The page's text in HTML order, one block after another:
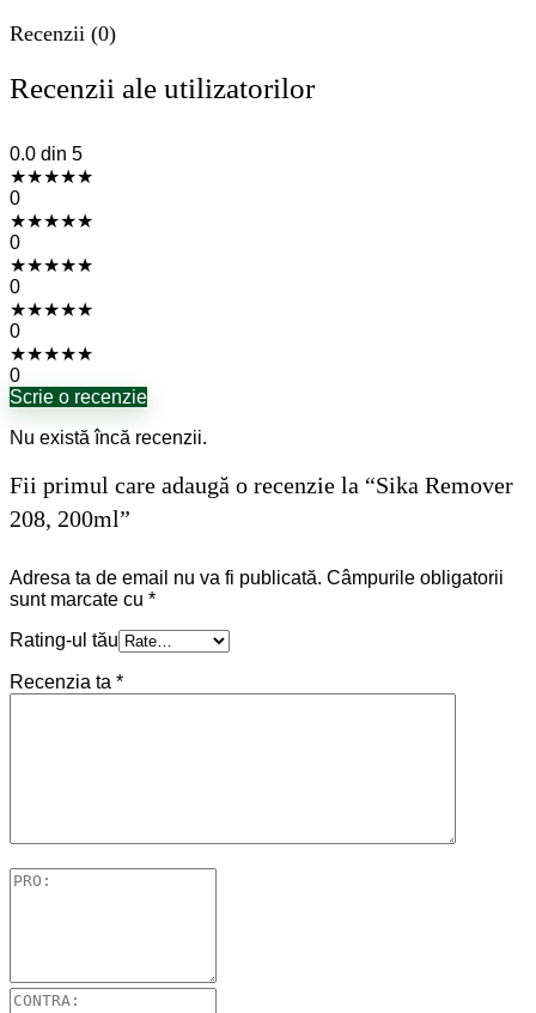
Recenzii (0)
Recenzii ale utilizatorilor
0.0 din 5
★★★★★
0
★★★★★
0
★★★★★
0
★★★★★
0
★★★★★
0
Scrie o recenzie
Nu există încă recenzii.
Fii primul care adaugă o recenzie la “Sika Remover
208, 200ml”
Adresa ta de email nu va fi publicată. Câmpurile obligatorii
sunt marcate cu *
Rating-ul tău
Recenzia ta *